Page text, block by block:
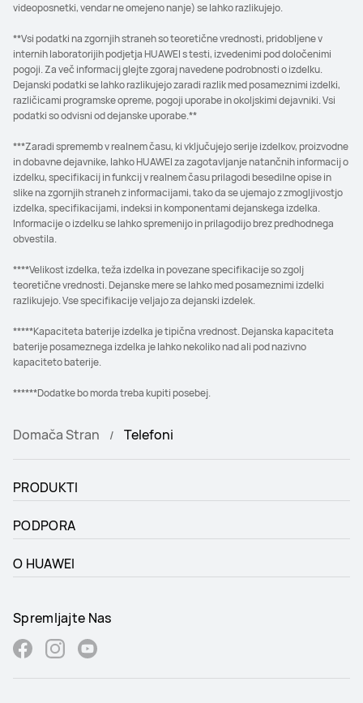
videoposnetki, vendar ne omejeno nanje) se lahko razlikujejo.
**Vsi podatki na zgornjih straneh so teoretične vrednosti, pridobljene v
internih laboratorijih podjetja HUAWEI s testi, izvedenimi pod določenimi
pogoji. Za več informacij glejte zgoraj navedene podrobnosti o izdelku.
Dejanski podatki se lahko razlikujejo zaradi razlik med posameznimi izdelki,
različicami programske opreme, pogoji uporabe in okoljskimi dejavniki. Vsi
podatki so odvisni od dejanske uporabe.**
***Zaradi sprememb v realnem času, ki vključujejo serije izdelkov, proizvodne
in dobavne dejavnike, lahko HUAWEI za zagotavljanje natančnih informacij o
izdelku, specifikacij in funkcij v realnem času prilagodi besedilne opise in
slike na zgornjih straneh z informacijami, tako da se ujemajo z zmogljivostjo
izdelka, specifikacijami, indeksi in komponentami dejanskega izdelka.
Informacije o izdelku se lahko spremenijo in prilagodijo brez predhodnega
obvestila.
****Velikost izdelka, teža izdelka in povezane specifikacije so zgolj
teoretične vrednosti. Dejanske mere se lahko med posameznimi izdelki
razlikujejo. Vse specifikacije veljajo za dejanski izdelek.
*****Kapaciteta baterije izdelka je tipična vrednost. Dejanska kapaciteta
baterije posameznega izdelka je lahko nekoliko nad ali pod nazivno
kapaciteto baterije.
******Dodatke bo morda treba kupiti posebej.
Domača Stran Telefoni
PRODUKTI
PODPORA
O HUAWEI
Spremljajte Nas